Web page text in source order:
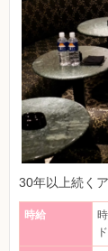
30年以上続く
時給